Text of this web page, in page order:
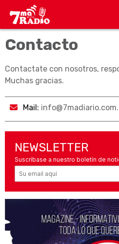
Contacto
Contactate con nosotros,
Muchas gracias.
Mail:
NEWSLETTER
Suscríbase a nuestro boletín de